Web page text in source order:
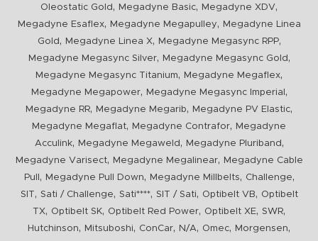
Oleostatic Gold , Megadyne Basic, Megadyne XDV,
Megadyne Esaflex, Megadyne Megapulley,
Megadyne Linea
Gold , Megadyne Linea X, Megadyne Megasync RPP,
Megadyne Megasync Silver, Megadyne Megasync Gold ,
Megadyne Megasync Titanium, Megadyne Megaflex,
Megadyne Megapower, Megadyne Megasync Imperial ,
Megadyne RR, Megadyne Megarib, Megadyne PV Elastic,
Megadyne Megaflat, Megadyne Contrafor,
Megadyne
Acculink, Megadyne Megaweld , Megadyne Pluriband ,
Megadyne Varisect, Megadyne Megalinear,
Megadyne Cable
Pull
, Megadyne Pull Down, Megadyne Millbelts, Challenge,
SIT , Sati / Challenge, Sati****, SIT / Sati, Optibelt VB, Optibelt
TX, Optibelt SK, Optibelt Red Power, Optibelt XE, SWR,
Hutchinson, Mitsuboshi, ConCar, N/A, Omec, Morgensen,